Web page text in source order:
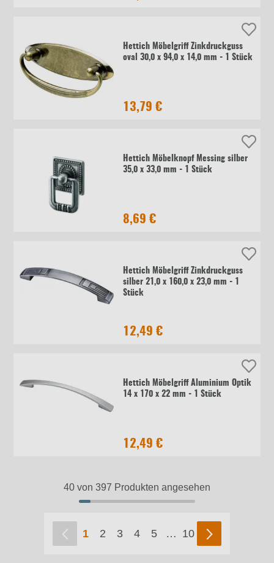
Hettich Möbelgriff Zinkdruckguss
oval 30,0 x 94,0 x 14,0 mm - 1 Stück
13,79 €
Hettich Möbelknopf Messing silber
35,0 x 33,0 mm - 1 Stück
8,69 €
Hettich Möbelgriff Zinkdruckguss
silber 21,0 x 160,0 x 23,0 mm - 1
Stück
12,49 €
Hettich Möbelgriff Aluminium Optik
14 x 170 x 22 mm - 1 Stück
12,49 €
40 von 397 Produkten angesehen
1 2 3 4 5 … 10